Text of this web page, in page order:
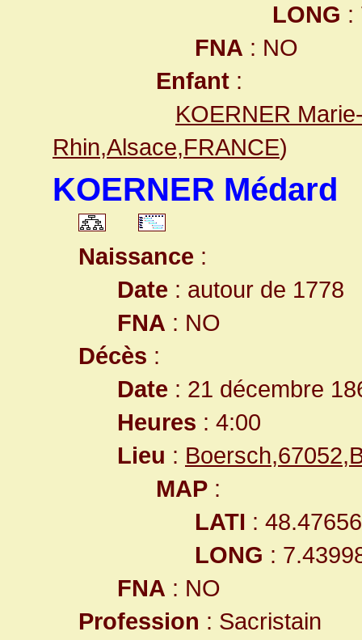
LONG :
FNA : NO
Enfant :
KOERNER
Rhin,Alsace,FRANCE)
KOERNER Médard
Naissance :
Date : autour de 1778
FNA : NO
Décès :
Date : 21 décembre
Heures : 4:00
Lieu :
MAP :
LATI :
LONG :
FNA : NO
Profession : Sacristain